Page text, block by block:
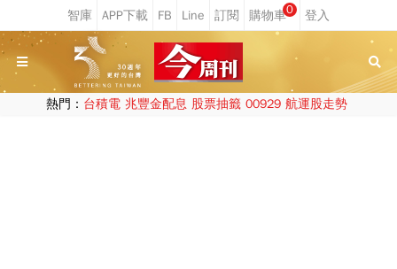
0
熱門： 台積電 兆豐金配息 股票抽籤 00929 航運股走勢